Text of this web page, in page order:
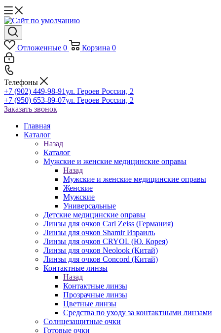
Отложенные 0 Корзина 0
Телефоны
+7 (902) 449-98-91ул. Героев России, 2
+7 (950) 653-89-07ул. Героев России, 2
Заказать звонок
Главная
Каталог
Назад
Каталог
Мужские и женские медицинские оправы
Назад
Мужские и женские медицинские оправы
Женские
Мужские
Универсальные
Детские медицинские оправы
Линзы для очков Carl Zeiss (Германия)
Линзы для очков Shamir Израиль
Линзы для очков CRYOL (Ю. Корея)
Линзы для очков Neolook (Китай)
Линзы для очков Concord (Китай)
Контактные линзы
Назад
Контактные линзы
Прозрачные линзы
Цветные линзы
Средства по уходу за контактными линзами
Солнцезащитные очки
Готовые очки